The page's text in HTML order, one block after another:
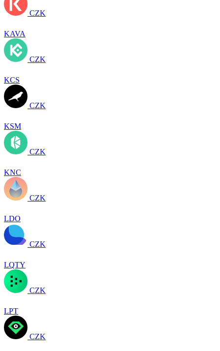
CZK
KAVA
CZK
KCS
CZK
KSM
CZK
KNC
CZK
LDO
CZK
LQTY
CZK
LPT
CZK